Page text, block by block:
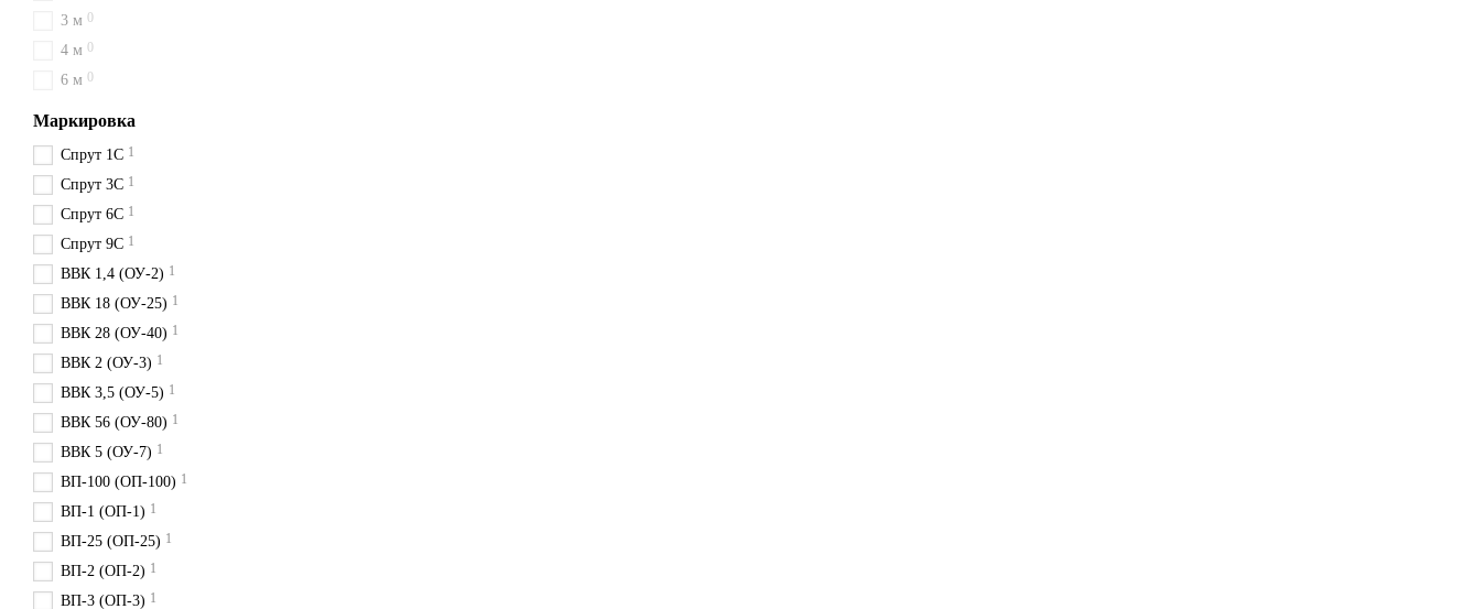
3 м 0
4 м 0
6 м 0
Маркировка
Спрут 1С 1
Спрут 3С 1
Спрут 6С 1
Спрут 9С 1
ВВК 1,4 (ОУ-2) 1
ВВК 18 (ОУ-25) 1
ВВК 28 (ОУ-40) 1
ВВК 2 (ОУ-3) 1
ВВК 3,5 (ОУ-5) 1
ВВК 56 (ОУ-80) 1
ВВК 5 (ОУ-7) 1
ВП-100 (ОП-100) 1
ВП-1 (ОП-1) 1
ВП-25 (ОП-25) 1
ВП-2 (ОП-2) 1
ВП-3 (ОП-3) 1